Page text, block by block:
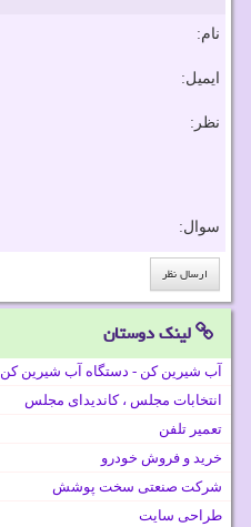
نام:
ایمیل:
نظر:
سوال:
لینک دوستان
آب شیرین کن - دستگاه آب شیرین کن
انتخابات مجلس ، کاندیدای مجلس
تعمیر تلفن
خرید و فروش خودرو
شرکت صنعتی سخت پوشش
طراحی سایت